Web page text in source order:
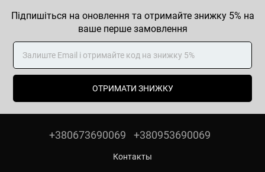
Підпишіться на оновлення та отримайте знижку 5% на
ваше перше замовлення
ОТРИМАТИ ЗНИЖКУ
+380673690069 +380953690069
Контакты